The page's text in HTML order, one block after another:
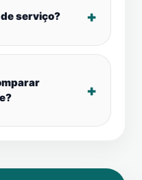
serviço?